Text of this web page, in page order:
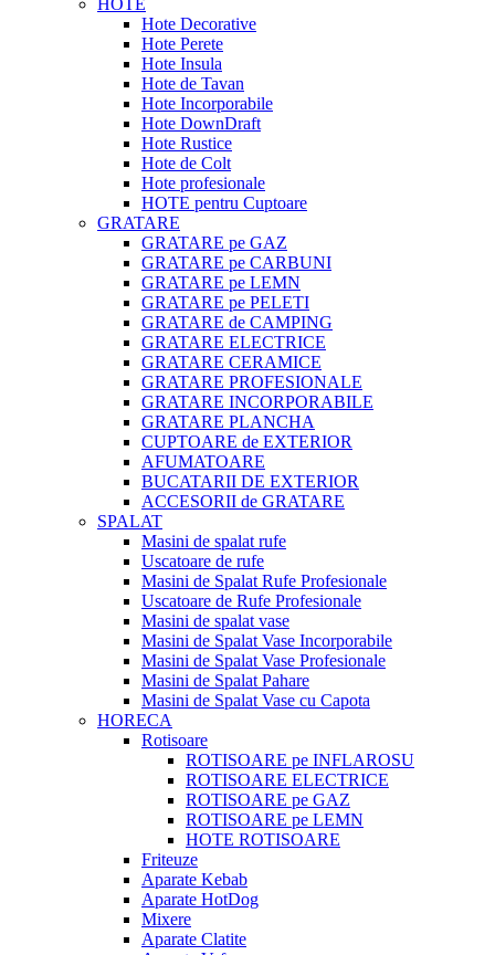
HOTE
Hote Decorative
Hote Perete
Hote Insula
Hote de Tavan
Hote Incorporabile
Hote DownDraft
Hote Rustice
Hote de Colt
Hote profesionale
HOTE pentru Cuptoare
GRATARE
GRATARE pe GAZ
GRATARE pe CARBUNI
GRATARE pe LEMN
GRATARE pe PELETI
GRATARE de CAMPING
GRATARE ELECTRICE
GRATARE CERAMICE
GRATARE PROFESIONALE
GRATARE INCORPORABILE
GRATARE PLANCHA
CUPTOARE de EXTERIOR
AFUMATOARE
BUCATARII DE EXTERIOR
ACCESORII de GRATARE
SPALAT
Masini de spalat rufe
Uscatoare de rufe
Masini de Spalat Rufe Profesionale
Uscatoare de Rufe Profesionale
Masini de spalat vase
Masini de Spalat Vase Incorporabile
Masini de Spalat Vase Profesionale
Masini de Spalat Pahare
Masini de Spalat Vase cu Capota
HORECA
Rotisoare
ROTISOARE pe INFLAROSU
ROTISOARE ELECTRICE
ROTISOARE pe GAZ
ROTISOARE pe LEMN
HOTE ROTISOARE
Friteuze
Aparate Kebab
Aparate HotDog
Mixere
Aparate Clatite